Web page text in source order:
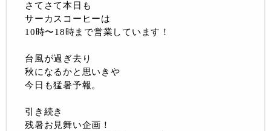
さてさて本日も
サーカスコーヒーは
10時〜18時まで営業しています！
台風が過ぎ去り
秋になるかと思いきや
今日も猛暑予報。
引き続き
残暑お見舞い企画！